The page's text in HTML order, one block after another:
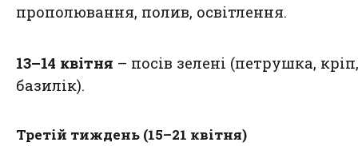
прополювання, полив, освітлення.
13–14 квітня – посів зелені (петрушка, кріп,
базилік).
Третій тиждень (15–21 квітня)